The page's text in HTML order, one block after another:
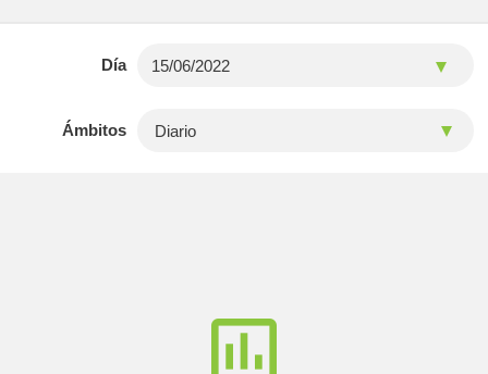
Día
Ámbitos